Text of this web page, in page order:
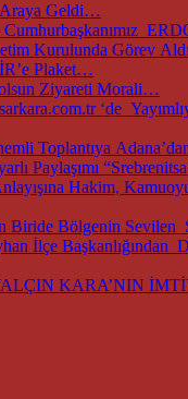
Araya Geldi…
Kurulunda Görev
Plaket…
olsun Ziyareti Morali…
‘de
TOBB ve Ticaret
Paylaşımı
Hakim,
Bölgenin Sevilen
İlçe
KARA’NIN